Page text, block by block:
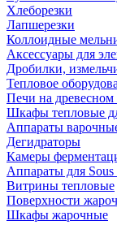
Хлеборезки
Лапшерезки
Коллоидные
Аксессуары для
Дробилки,
Тепловое
Печи на древесном
Шкафы тепловые
Аппараты
Дегидраторы
Камеры
Аппараты для Sous
Витрины тепловые
Поверхности
Шкафы жарочные